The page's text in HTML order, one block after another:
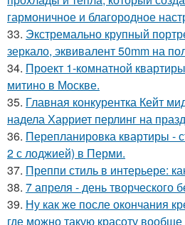
гармоничное и благородное
33. Экстремально крупный
зеркало, эквивалент 50mm на
34. Проект 1-комнатной
митино в Москве.
35. Главная конкурентка Кейт
надела Харриет перлинг на
36. Перепланировка квартиры -
2 с лоджией) в Перми.
37. Преппи стиль в интерьере:
38. 7 апреля - день творческого
39. Ну как же после окончания
где можно такую красоту вообще